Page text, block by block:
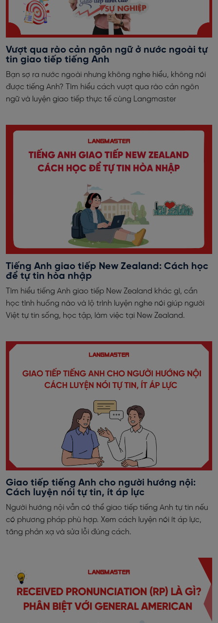
Vượt qua rào cản ngôn ngữ ở nước ngoài tự
tin giao tiếp tiếng Anh
Bạn sợ ra nước ngoài nhưng không nghe hiểu, không nói
được tiếng Anh? Tìm hiểu cách vượt qua rào cản ngôn
ngữ và luyện giao tiếp thực tế cùng Langmaster
Tiếng Anh giao tiếp New Zealand: Cách học
để tự tin hòa nhập
Tìm hiểu tiếng Anh giao tiếp New Zealand khác gì, cần
học tình huống nào và lộ trình luyện nghe nói giúp người
Việt tự tin sống, học tập, làm việc tại New Zealand.
Giao tiếp tiếng Anh cho người hướng nội:
Cách luyện nói tự tin, ít áp lực
Người hướng nội vẫn có thể giao tiếp tiếng Anh tự tin nếu
có phương pháp phù hợp. Xem cách luyện nói ít áp lực,
tăng phản xạ và sửa lỗi đúng cách.